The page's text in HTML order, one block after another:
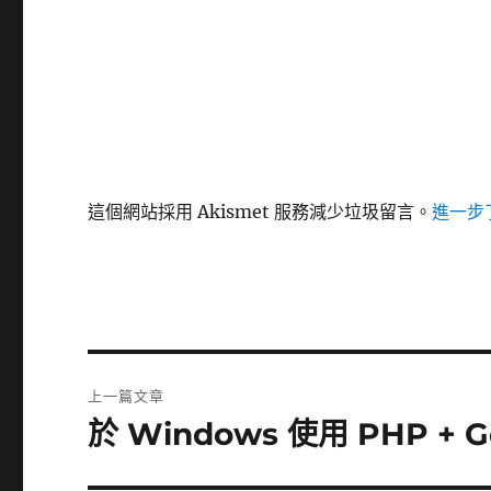
這個網站採用 Akismet 服務減少垃圾留言。進一步
章
上一篇文章
上
於 Windows 使用 PHP +